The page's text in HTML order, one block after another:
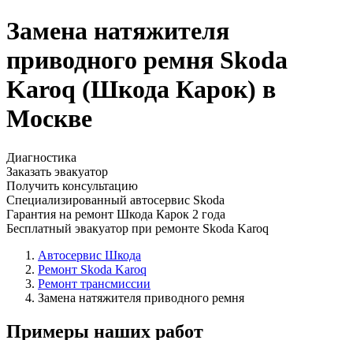
Замена натяжителя
приводного ремня Skoda
Karoq (Шкода Карок) в
Москве
Диагностика
Заказать эвакуатор
Получить консультацию
Специализированный автосервис Skoda
Гарантия на ремонт Шкода Карок 2 года
Бесплатный эвакуатор при ремонте Skoda Karoq
Автосервис Шкода
Ремонт Skoda Karoq
Ремонт трансмиссии
Замена натяжителя приводного ремня
Примеры наших работ